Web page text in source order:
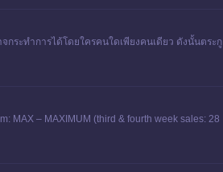
กระทำการได้โดยใครคนใดเพียงคนเดียว ดังนั้นตระกู
– MAXIMUM (third & fourth week sales: 28